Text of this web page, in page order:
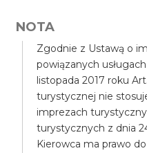
NOTA
Zgodnie z Ustawą o
powiązanych
listopada 2017 roku
turystycznej nie
imprezach
turystycznych z dnia
Kierowca ma prawo